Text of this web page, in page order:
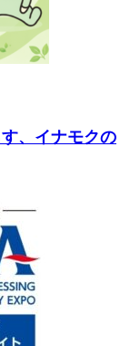
、イナモクの